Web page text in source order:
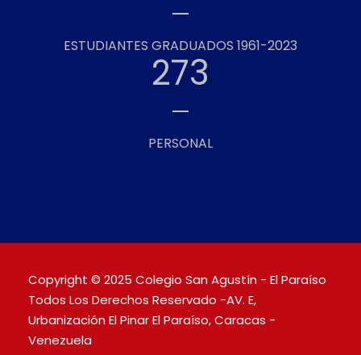
ESTUDIANTES GRADUADOS 1961-2023
273
PERSONAL
Copyright © 2025 Colegio San Agustín - El Paraíso
Todos Los Derechos Reservado -AV. E,
Urbanización El Pinar El Paraíso, Caracas -
Venezuela